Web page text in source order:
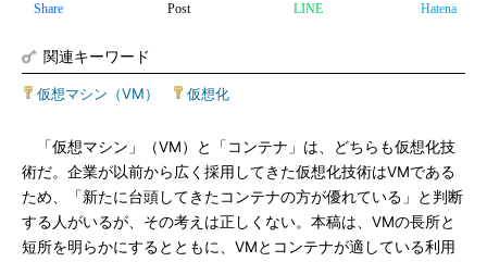
Share Post LINE Hatena
関連キーワード
仮想マシン（VM） 仮想化
「仮想マシン」（VM）と「コンテナ」は、どちらも仮想化技
術だ。企業が以前から広く採用してきた仮想化技術はVMである
ため、「新たに台頭してきたコンテナの方が優れている」と判断
する人がいるが、その考えは正しくない。本稿は、VMの長所と
短所を明らかにするとともに、VMとコンテナが適している利用